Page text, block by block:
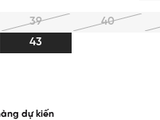
39 40
43
dự kiến